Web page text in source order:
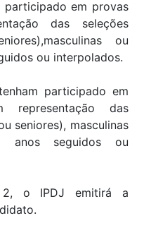
participado em provas
das seleções
ou
ou interpolados.
participado em
representação das
seniores), masculinas
anos seguidos ou
o IPDJ emitirá a